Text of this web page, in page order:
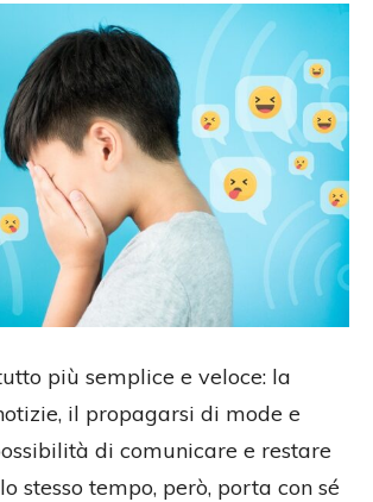
più semplice e veloce: la
il propagarsi di mode e
di comunicare e restare
stesso tempo, però, porta con sé